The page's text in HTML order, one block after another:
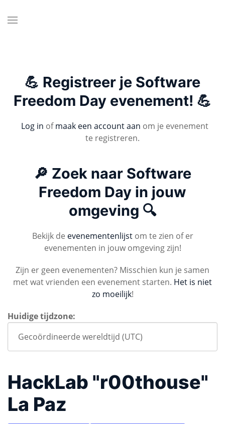
💪 Registreer je Software
Freedom Day evenement! 💪
Log in ofmaak een account aan om je evenement
te registreren.
🔎 Zoek naar Software
Freedom Day in jouw
omgeving 🔍
Bekijk de evenementenlijstom te zien of er
evenementen in jouw omgeving zijn!
Zijn er geen evenementen? Misschien kun je samen
met wat vrienden een evenement starten. Het is niet
zo moeilijk!
Huidige tijdzone:
HackLab "r00thouse"
La Paz